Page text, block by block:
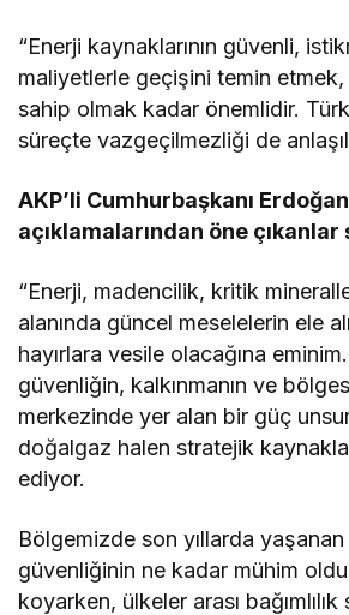
“Enerji kaynaklarının güvenli,
maliyetlerle geçişini temin
sahip olmak kadar önemlidir.
süreçte vazgeçilmezliği de
AKP’li Cumhurbaşkanı
açıklamalarından öne çıkanlar
“Enerji, madencilik, kritik
alanında güncel meselelerin ele
hayırlara vesile olacağına
güvenliğin, kalkınmanın ve
merkezinde yer alan bir güç
doğalgaz halen stratejik
ediyor.
Bölgemizde son yıllarda
güvenliğinin ne kadar mühim
koyarken, ülkeler arası